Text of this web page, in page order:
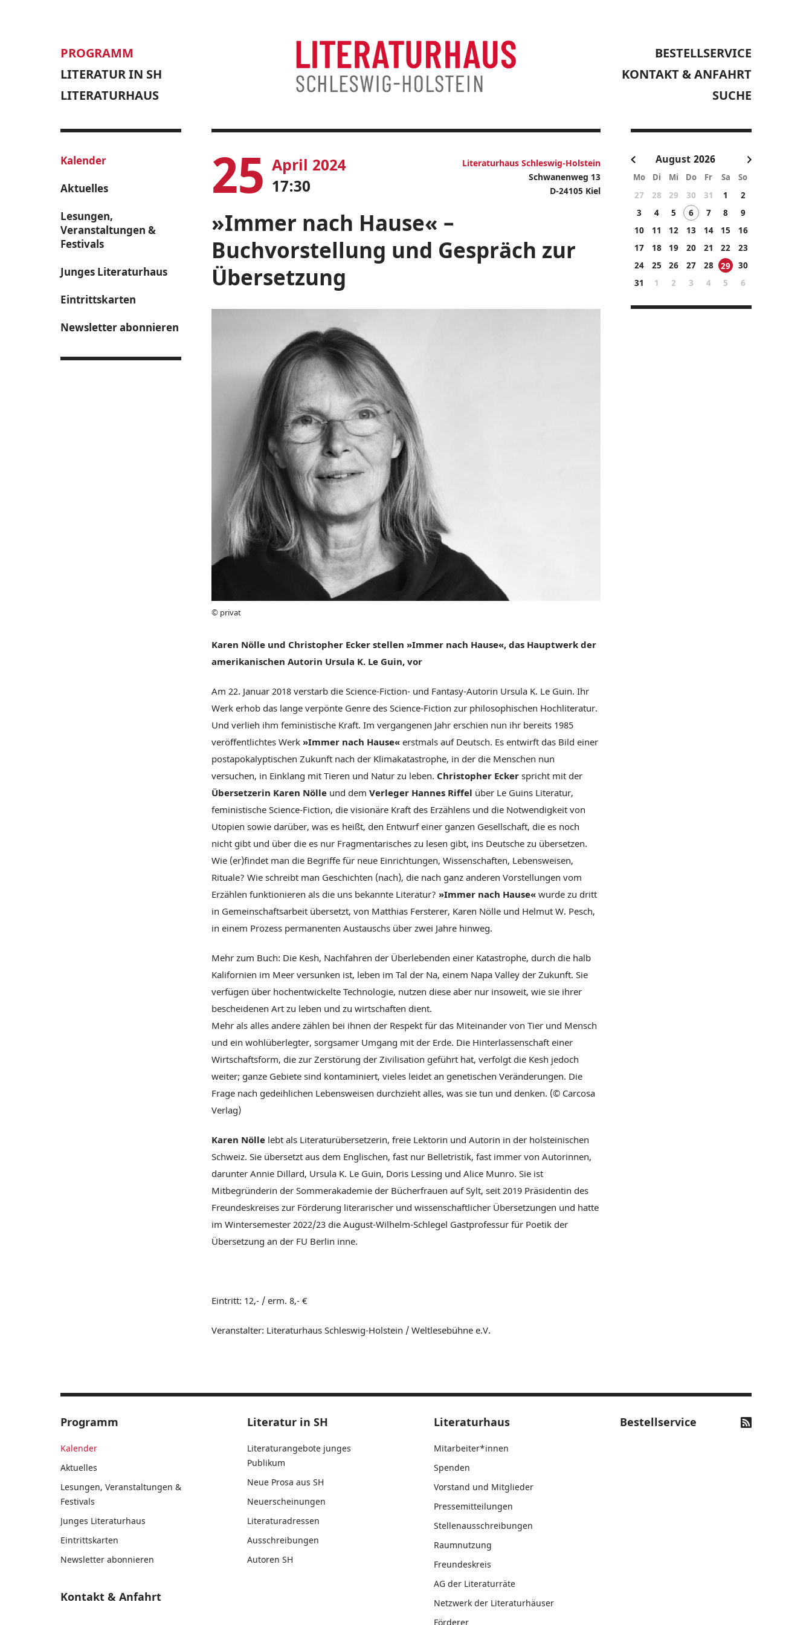
Kalender
Aktuelles
Lesungen,
Veranstaltungen &
Festivals
Junges Literaturhaus
Eintrittskarten
Newsletter abonnieren
25 April 2024
17:30
Literaturhaus Schleswig-Holstein
Schwanenweg 13
D-24105 Kiel
»Immer nach Hause« –
Buchvorstellung und Gespräch zur
Übersetzung
© privat
Karen Nölle und Christopher Ecker stellen »Immer nach Hause«, das Hauptwerk der
amerikanischen Autorin Ursula K. Le Guin, vor
Am 22. Januar 2018 verstarb die Science-Fiction- und Fantasy-Autorin Ursula K. Le Guin. Ihr
Werk erhob das lange verpönte Genre des Science-Fiction zur philosophischen Hochliteratur.
Und verlieh ihm feministische Kraft. Im vergangenen Jahr erschien nun ihr bereits 1985
veröffentlichtes Werk »Immer nach Hause« erstmals auf Deutsch. Es entwirft das Bild einer
postapokalyptischen Zukunft nach der Klimakatastrophe, in der die Menschen nun
versuchen, in Einklang mit Tieren und Natur zu leben. Christopher Ecker spricht mit der
Übersetzerin Karen Nölle und dem Verleger Hannes Riffel über Le Guins Literatur,
feministische Science-Fiction, die visionäre Kraft des Erzählens und die Notwendigkeit von
Utopien sowie darüber, was es heißt, den Entwurf einer ganzen Gesellschaft, die es noch
nicht gibt und über die es nur Fragmentarisches zu lesen gibt, ins Deutsche zu übersetzen.
Wie (er)findet man die Begriffe für neue Einrichtungen, Wissenschaften, Lebensweisen,
Rituale? Wie schreibt man Geschichten (nach), die nach ganz anderen Vorstellungen vom
Erzählen funktionieren als die uns bekannte Literatur? »Immer nach Hause« wurde zu dritt
in Gemeinschaftsarbeit übersetzt, von Matthias Fersterer, Karen Nölle und Helmut W. Pesch,
in einem Prozess permanenten Austauschs über zwei Jahre hinweg.
Mehr zum Buch: Die Kesh, Nachfahren der Überlebenden einer Katastrophe, durch die halb
Kalifornien im Meer versunken ist, leben im Tal der Na, einem Napa Valley der Zukunft. Sie
verfügen über hochentwickelte Technologie, nutzen diese aber nur insoweit, wie sie ihrer
bescheidenen Art zu leben und zu wirtschaften dient.
Mehr als alles andere zählen bei ihnen der Respekt für das Miteinander von Tier und Mensch
und ein wohlüberlegter, sorgsamer Umgang mit der Erde. Die Hinterlassenschaft einer
Wirtschaftsform, die zur Zerstörung der Zivilisation geführt hat, verfolgt die Kesh jedoch
weiter; ganze Gebiete sind kontaminiert, vieles leidet an genetischen Veränderungen. Die
Frage nach gedeihlichen Lebensweisen durchzieht alles, was sie tun und denken. (© Carcosa
Verlag)
Karen Nölle lebt als Literaturübersetzerin, freie Lektorin und Autorin in der holsteinischen
Schweiz. Sie übersetzt aus dem Englischen, fast nur Belletristik, fast immer von Autorinnen,
darunter Annie Dillard, Ursula K. Le Guin, Doris Lessing und Alice Munro. Sie ist
Mitbegründerin der Sommerakademie der Bücherfrauen auf Sylt, seit 2019 Präsidentin des
Freundeskreises zur Förderung literarischer und wissenschaftlicher Übersetzungen und hatte
im Wintersemester 2022/23 die August-Wilhelm-Schlegel Gastprofessur für Poetik der
Übersetzung an der FU Berlin inne.
Eintritt: 12,- / erm. 8,- €
Veranstalter: Literaturhaus Schleswig-Holstein / Weltlesebühne e.V.
August
Mo Di Mi Do Fr Sa So
27 28 29 30 31 1
2
3
4 5 6 7 8
9
10
11 12 13 14 15
16
17
18 19 20 21 22
23
24
25 26 27 28
30
31
1 2 3 4 5 6
PROGRAMM
LITERATUR IN SH
LITERATURHAUS
BESTELLSERVICE
KONTAKT & ANFAHRT
SUCHE
Programm
Kalender
Aktuelles
Lesungen, Veranstaltungen &
Festivals
Junges Literaturhaus
Eintrittskarten
Newsletter abonnieren
Kontakt & Anfahrt
Literatur in SH
Literaturangebote junges
Publikum
Neue Prosa aus SH
Neuerscheinungen
Literaturadressen
Ausschreibungen
Autoren SH
Literaturhaus
Mitarbeiter*innen
Spenden
Vorstand und Mitglieder
Pressemitteilungen
Stellenausschreibungen
Raumnutzung
Freundeskreis
AG der Literaturräte
Netzwerk der Literaturhäuser
Förderer
Bestellservice